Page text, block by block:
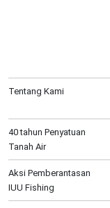
Tentang Kami
40 tahun Penyatuan
Tanah Air
Aksi Pemberantasan
IUU Fishing